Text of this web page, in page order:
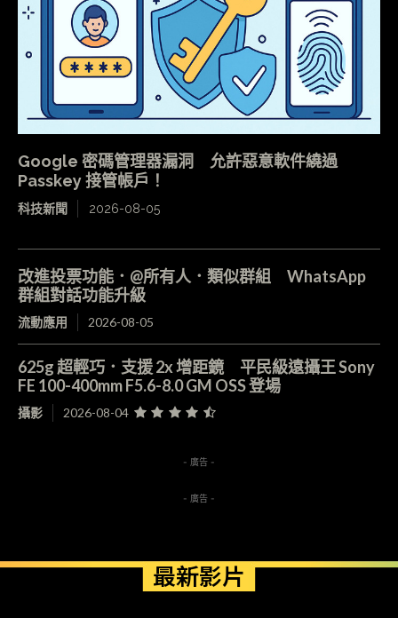
Google 密碼管理器漏洞 允許惡意軟件繞過
Passkey 接管帳戶！
科技新聞 2026-08-05
改進投票功能．@所有人．類似群組 WhatsApp
群組對話功能升級
流動應用 2026-08-05
625g 超輕巧．支援 2x 增距鏡 平民級遠攝王 Sony
FE 100-400mm F5.6-8.0 GM OSS 登場
攝影 2026-08-04
- 廣告 -
- 廣告 -
最新影片